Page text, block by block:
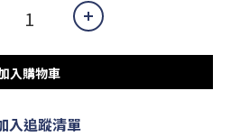
入購物車
入追蹤清單